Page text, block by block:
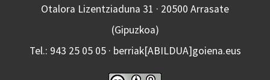
Otalora Lizentziaduna 31 · 20500 Arrasate
(Gipuzkoa)
Tel.: 943 25 05 05 · berriak[ABILDUA]goiena.eus